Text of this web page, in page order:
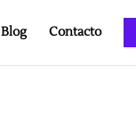
Blog Contacto